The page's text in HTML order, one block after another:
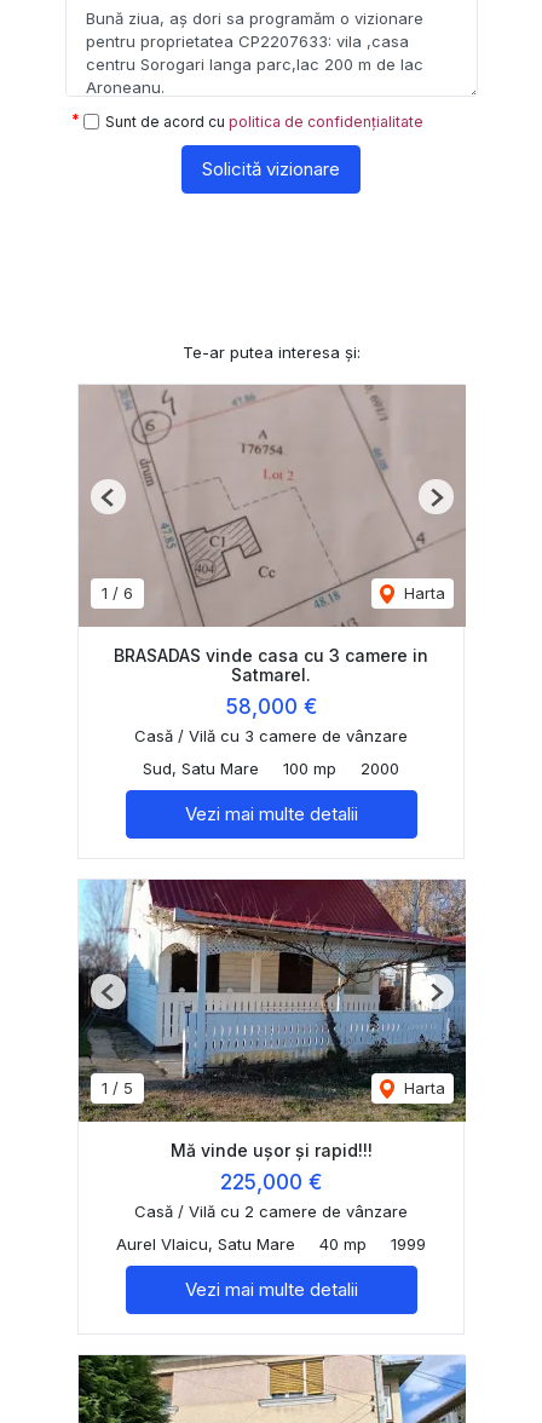
Sunt de acord cu politica de confidențialitate
Solicită vizionare
Te-ar putea interesa și:
1 / 6 Harta
Previous Next
BRASADAS vinde casa cu 3 camere in
Satmarel.
58,000 €
Casă / Vilă cu 3 camere de vânzare
Sud, Satu Mare
100 mp 2000
Vezi mai multe detalii
1 / 5 Harta
Previous Next
Mă vinde ușor și rapid!!!
225,000 €
Casă / Vilă cu 2 camere de vânzare
Aurel Vlaicu, Satu Mare
40 mp 1999
Vezi mai multe detalii